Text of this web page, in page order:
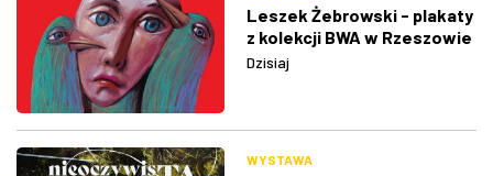
Leszek Żebrowski - plakaty
z kolekcji BWA w Rzeszowie
Dzisiaj
WYSTAWA